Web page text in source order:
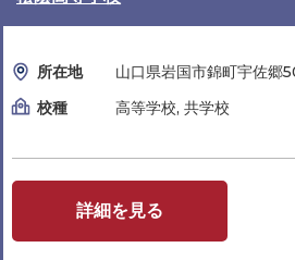
所在地
山口県岩国市錦町宇佐郷
校種
高等学校, 共学校
詳細を見る